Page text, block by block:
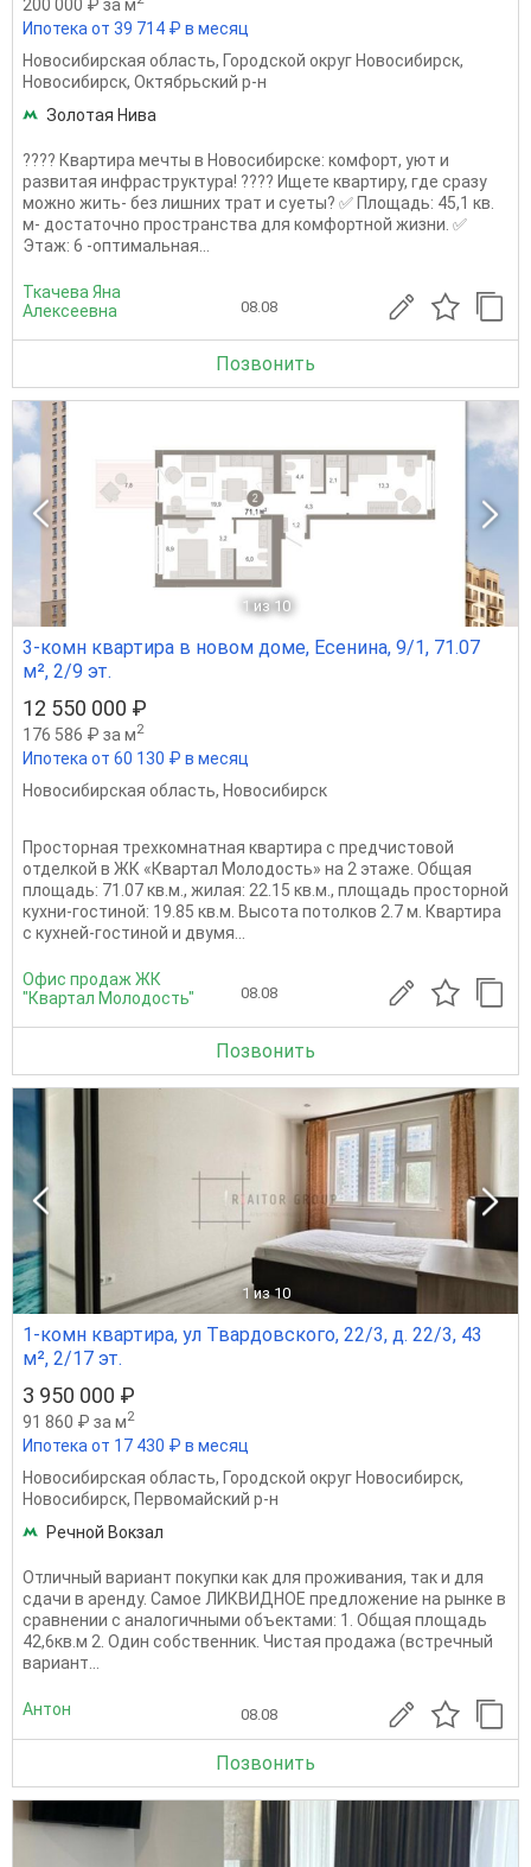
200 000 ₽ за м
Ипотека от 39 714 ₽ в месяц
Новосибирская область, Городской округ Новосибирск,
Новосибирск, Октябрьский р-н
Золотая Нива
???? Квартира мечты в Новосибирске: комфорт, уют и
развитая инфраструктура! ???? Ищете квартиру, где сразу
можно жить- без лишних трат и суеты? ✅ Площадь: 45,1 кв.
м- достаточно пространства для комфортной жизни. ✅
Этаж: 6 -оптимальная...
Ткачева Яна
Алексеевна
08.08
Позвонить
1 из 10
3-комн квартира в новом доме, Есенина, 9/1, 71.07
м², 2/9 эт.
12 550 000 ₽
176 586 ₽ за м2
Ипотека от 60 130 ₽ в месяц
Новосибирская область, Новосибирск
Просторная трехкомнатная квартира с предчистовой
отделкой в ЖК «Квартал Молодость» на 2 этаже. Общая
площадь: 71.07 кв.м., жилая: 22.15 кв.м., площадь просторной
кухни-гостиной: 19.85 кв.м. Высота потолков 2.7 м. Квартира
с кухней-гостиной и двумя...
Офис продаж ЖК
"Квартал Молодость"
08.08
Позвонить
1 из 10
1-комн квартира, ул Твардовского, 22/3, д. 22/3, 43
м², 2/17 эт.
3 950 000 ₽
91 860 ₽ за м2
Ипотека от 17 430 ₽ в месяц
Новосибирская область, Городской округ Новосибирск,
Новосибирск, Первомайский р-н
Речной Вокзал
Отличный вариант покупки как для проживания, так и для
сдачи в аренду. Самое ЛИКВИДНОЕ предложение на рынке в
сравнении с аналогичными объектами: 1. Общая площадь
42,6кв.м 2. Один собственник. Чистая продажа (встречный
вариант...
Антон 08.08
Позвонить